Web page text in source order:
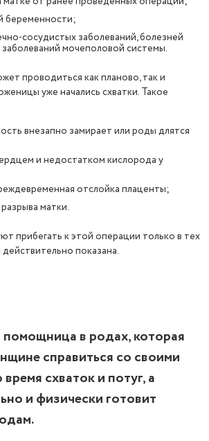
беременности;
сосудистых заболеваний, болезней
заболеваний мочеполовой системы.
проводиться как планово, так и
уже начались схватки. Такое
внезапно замирает или роды длятся
и недостатком кислорода у
отслойка плаценты;
матки.
прибегать к этой операции только в тех
показана.
в родах, которая
справиться со своими
схваток и потуг, а
и физически готовит